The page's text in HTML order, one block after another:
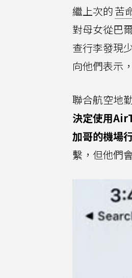
繼上次的苦
對母女從巴
查行李發現
向他們表示
聯合航空地
決定使用
加哥的機場
繫，但他們